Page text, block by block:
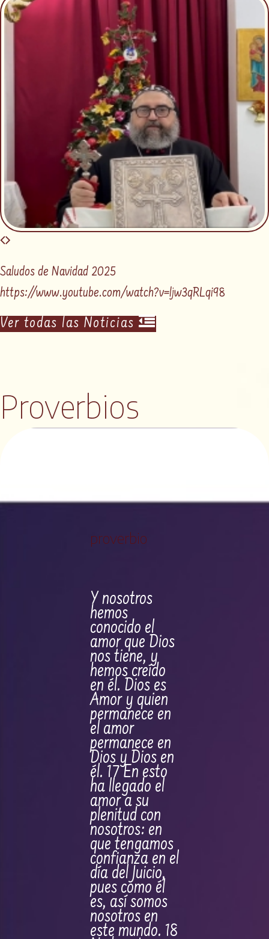
Saludos de Navidad 2025
https://www.youtube.com/watch?v=ljw3qRLqi98
Ver todas las Noticias
Proverbios
proverbio
Y nosotros
hemos
conocido el
amor que Dios
nos tiene, y
hemos creído
en él. Dios es
Amor y quien
permanece en
el amor
permanece en
Dios y Dios en
él. 17 En esto
ha llegado el
amor a su
plenitud con
nosotros: en
que tengamos
confianza en el
día del Juicio,
pues como él
es, así somos
nosotros en
este mundo. 18